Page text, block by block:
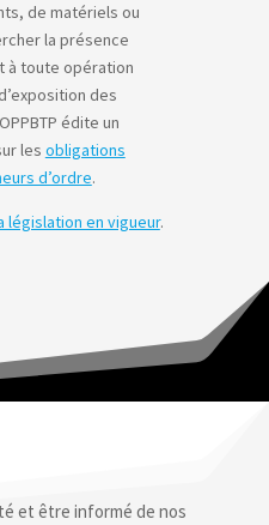
de matériels ou
la présence
à toute opération
des
édite un
les obligations
d’ordre.
législation en vigueur.
et être informé de nos